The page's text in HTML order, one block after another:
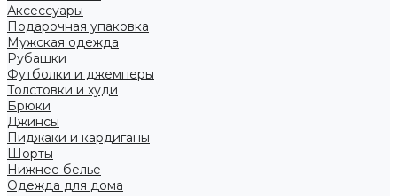
Аксессуары
Подарочная упаковка
Мужская одежда
Рубашки
Футболки и джемперы
Толстовки и худи
Брюки
Джинсы
Пиджаки и кардиганы
Шорты
Нижнее белье
Одежда для дома